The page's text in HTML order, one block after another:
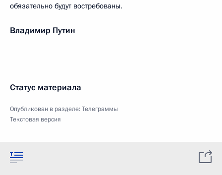
обязательно будут востребованы.
Владимир Путин
Статус материала
Опубликован в разделе:Телеграммы
Текстовая версия